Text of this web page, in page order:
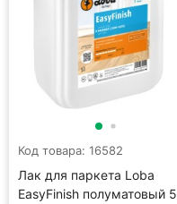
Код товара: 16582
Лак для паркета Loba
EasyFinish полуматовый 5